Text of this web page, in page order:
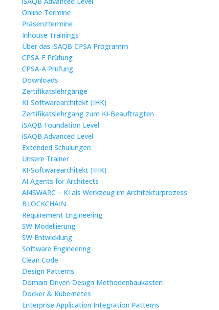
Online-Termine
Präsenztermine
Inhouse Trainings
Über das iSAQB CPSA Programm
CPSA-F Prüfung
CPSA-A Prüfung
Downloads
Zertifikatslehrgänge
KI-Softwarearchitekt (IHK)
Zertifikatslehrgang zum KI-Beauftragten
iSAQB Foundation Level
iSAQB Advanced Level
Extended Schulungen
Unsere Trainer
KI-Softwarearchitekt (IHK)
AI Agents for Architects
AI4SWARC – KI als Werkzeug im Architekturprozess
BLOCKCHAIN
Requirement Engineering
SW Modellierung
SW Entwicklung
Software Engineering
Clean Code
Design Patterns
Domain Driven Design Methodenbaukasten
Docker & Kubernetes
Enterprise Application Integration Patterns